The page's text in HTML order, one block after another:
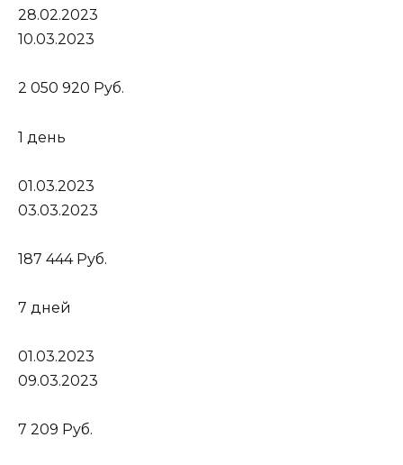
28.02.2023
10.03.2023
2 050 920 Руб.
1 день
01.03.2023
03.03.2023
187 444 Руб.
7 дней
01.03.2023
09.03.2023
7 209 Руб.